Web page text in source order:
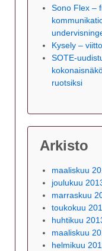
Sono Flex –
Kysely –
SOTE-
ruotsiksi
Arkisto
maaliskuu
joulukuu
marraskuu
toukokuu
huhtikuu
maaliskuu
helmikuu